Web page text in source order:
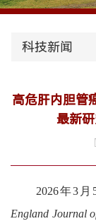
科技新闻
高危肝内胆管
最新
2026年3月
England Journal